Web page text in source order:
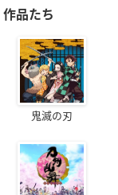
品たち
鬼滅の刃